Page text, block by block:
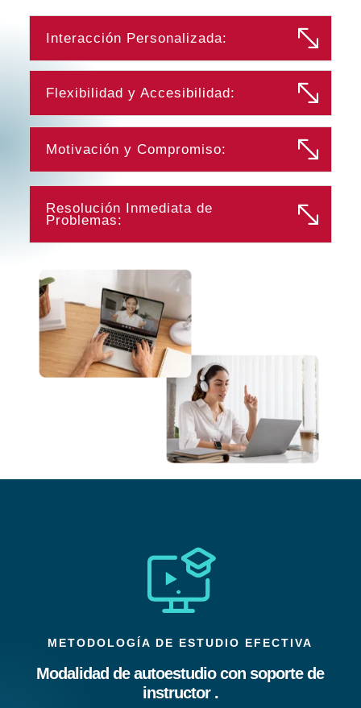
Interacción Personalizada:
Flexibilidad y Accesibilidad:
Motivación y Compromiso:
Resolución Inmediata de
Problemas:
METODOLOGÍA DE ESTUDIO EFECTIVA
Modalidad de autoestudio con soporte de
instructor .